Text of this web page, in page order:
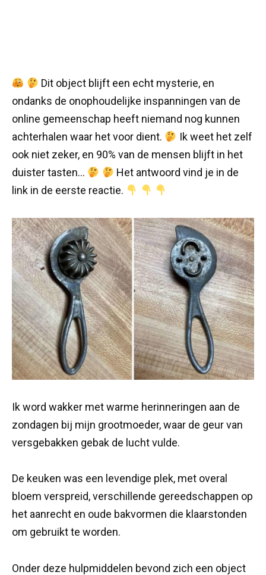
Dit object blijft een echt mysterie, en
ondanks de onophoudelijke inspanningen van de
online gemeenschap heeft niemand nog kunnen
achterhalen waar het voor dient.
Ik weet het zelf
ook niet zeker, en 90% van de mensen blijft in het
duister tasten…
Het antwoord vind je in de
link in de eerste reactie.
Ik word wakker met warme herinneringen aan de
zondagen bij mijn grootmoeder, waar de geur van
versgebakken gebak de lucht vulde.
De keuken was een levendige plek, met overal
bloem verspreid, verschillende gereedschappen op
het aanrecht en oude bakvormen die klaarstonden
om gebruikt te worden.
Onder deze hulpmiddelen bevond zich een object